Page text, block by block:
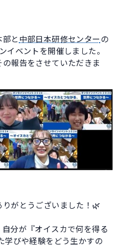
と 中部日本研修センター の
イベントを開催しました。
報告をさせていただきま
がとうございました！🌿
分が『オイスカで何を得る
学びや経験をどう生かすの